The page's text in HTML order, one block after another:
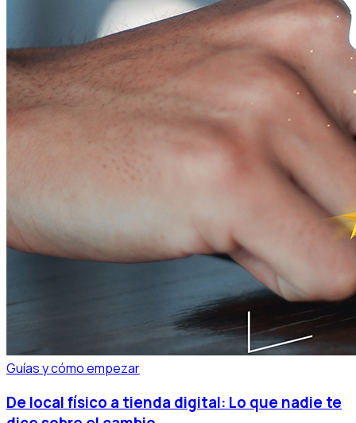
Guías y cómo empezar
De local físico a tienda digital: Lo que nadie te